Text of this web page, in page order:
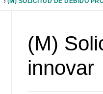
(M)
innovar